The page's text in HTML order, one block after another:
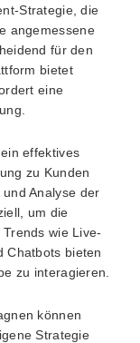
Strategie, die
angemessene
für den
bietet
eine
effektives
zu Kunden
Analyse der
um die
wie Live-
Chatbots bieten
zu interagieren.
können
Strategie